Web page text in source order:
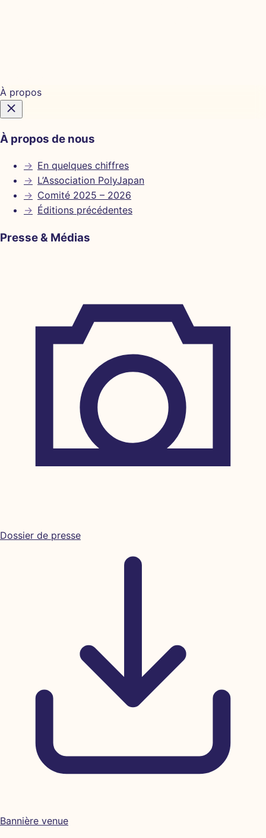
À propos
À propos de nous
→ En quelques chiffres
→ L’Association PolyJapan
→ Comité 2025 – 2026
→ Éditions précédentes
Presse & Médias
Dossier de presse
Bannière venue